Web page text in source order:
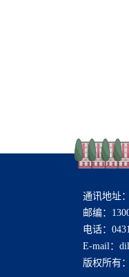
通讯地址
邮编：
电话：
E-mail：
版权所有